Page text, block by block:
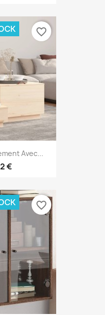
Avec...
€
favorite_border
favorite_border